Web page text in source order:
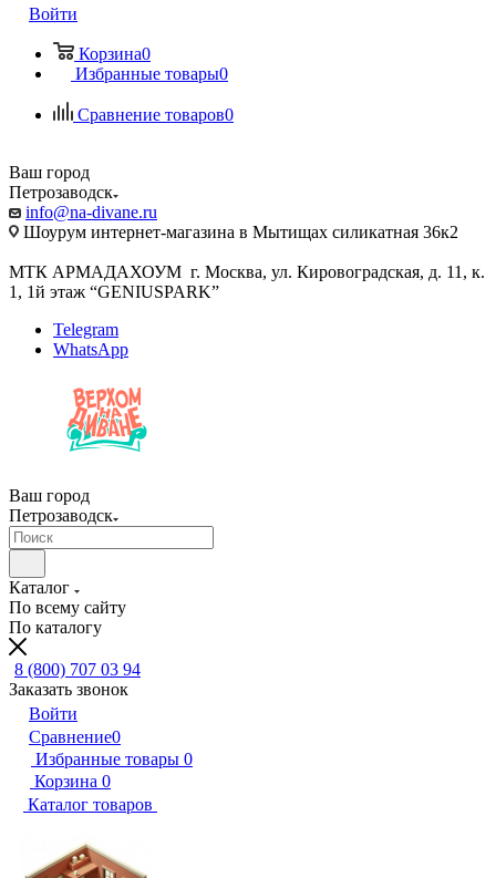
Войти
Корзина0
Избранные товары0
Сравнение товаров0
Ваш город
Петрозаводск
info@na-divane.ru
Шоурум интернет-магазина в Мытищах силикатная 36к2
МТК АРМАДАХОУМ г. Москва, ул. Кировоградская, д. 11, к.
1, 1й этаж “GENIUSPARK”
Telegram
WhatsApp
Ваш город
Петрозаводск
Каталог
По всему сайту
По каталогу
8 (800) 707 03 94
Заказать звонок
Войти
Сравнение0
Избранные товары 0
Корзина 0
Каталог товаров